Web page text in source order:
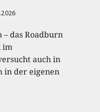
das Roadburn
im
auch in
in der eigenen